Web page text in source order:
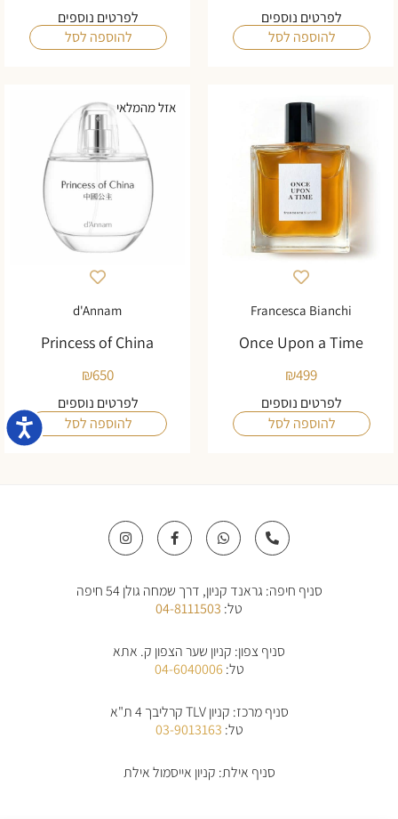
לפרטים נוספים
להוספה לסל
לפרטים נוספים
להוספה לסל
Francesca Bianchi
Once Upon a Time
₪499
לפרטים נוספים
להוספה לסל
אזל מהמלאי
d'Annam
Princess of China
₪650
לפרטים נוספים
להוספה לסל
P
h
o
-
W
h
a
a
p
F
a
c
o
o
k
f
I
n
s
g
סניף חיפה: גראנד קניון, דרך שמחה גולן 54 חיפה
טל:04-8111503
סניף צפון: קניון שער הצפון ק. אתא
טל:04-6040006
סניף מרכז: קניון TLV קרליבך 4 ת"א
טל:03-9013163
סניף אילת: קניון אייסמול אילת